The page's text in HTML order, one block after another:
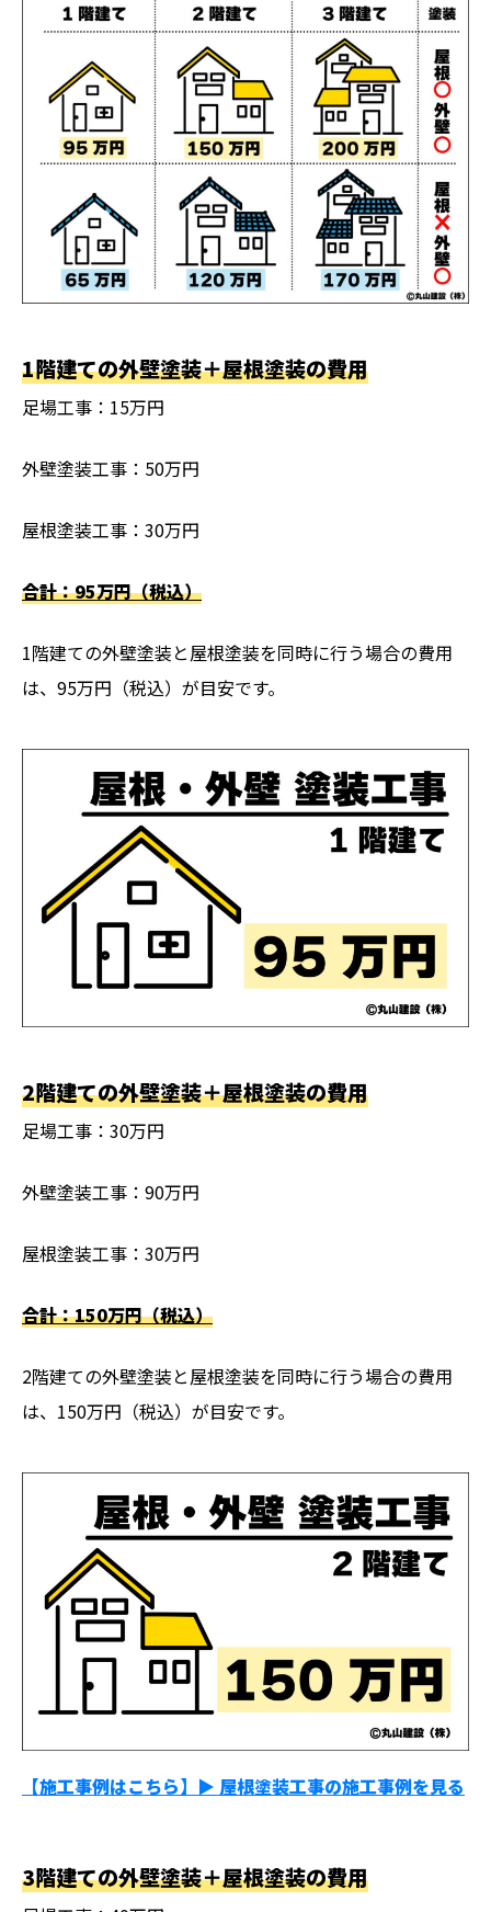
1階建ての外壁塗装＋屋根塗装の費用
足場工事：15万円
外壁塗装工事：50万円
屋根塗装工事：30万円
合計：95万円（税込）
1階建ての外壁塗装と屋根塗装を同時に行う場合の費用
は、95万円（税込）が目安です。
2階建ての外壁塗装＋屋根塗装の費用
足場工事：30万円
外壁塗装工事：90万円
屋根塗装工事：30万円
合計：150万円（税込）
2階建ての外壁塗装と屋根塗装を同時に行う場合の費用
は、150万円（税込）が目安です。
【施工事例はこちら】▶︎ 屋根塗装工事の施工事例を見る
3階建ての外壁塗装＋屋根塗装の費用